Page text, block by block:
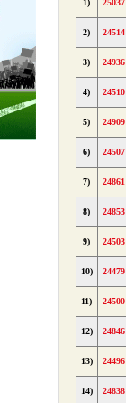
1) 25037
2) 24514
3) 24936
4) 24510
5) 24909
6) 24507
7) 24861
8) 24853
9) 24503
10) 24479
11) 24500
12) 24846
13) 24496
14) 24838